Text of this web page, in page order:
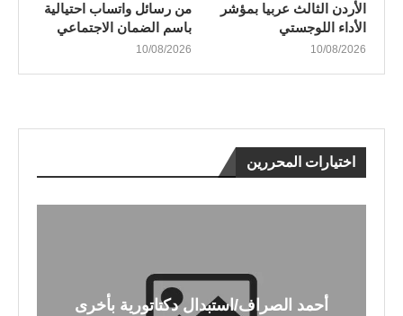
الأردن الثالث عربيا بمؤشر
الأداء اللوجستي
10/08/2026
من رسائل واتساب احتيالية
باسم الضمان الاجتماعي
10/08/2026
اختيارات المحررين
أحمد الصراف/استبدال دكتاتورية بأخرى